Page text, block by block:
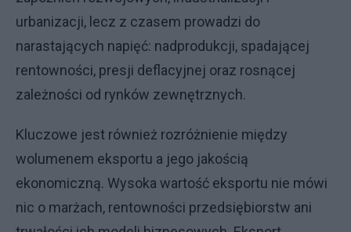
urbanizacji, lecz z czasem prowadzi do
narastających napięć: nadprodukcji, spadającej
rentowności, presji deflacyjnej oraz rosnącej
zależności od rynków zewnętrznych.
Kluczowe jest również rozróżnienie między
wolumenem eksportu a jego jakością
ekonomiczną. Wysoka wartość eksportu nie mówi
nic o marżach, rentowności przedsiębiorstw ani